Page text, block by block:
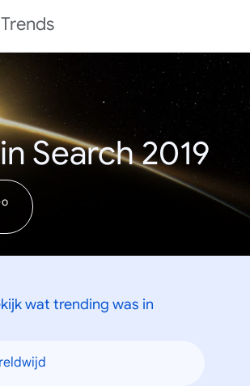
Trends
Search 2019
wat trending was in